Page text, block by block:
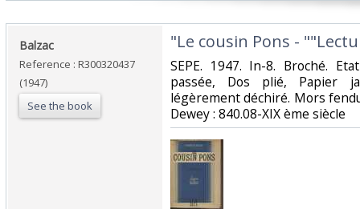
‎Balzac‎
Reference : R300320437
(1947)
See the book
‎"Le cousin Pons -
‎SEPE. 1947. In-8. Broché.
passée, Dos plié, Papier
légèrement déchiré. Mors
Dewey : 840.08-XIX ème siècle‎